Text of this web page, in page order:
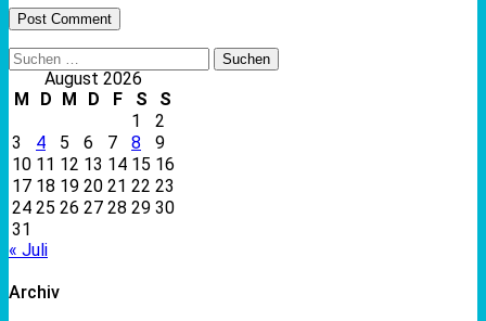
Suchen
nach:August 2026
M
D M D F S
S
1
2
3
4 5 6 7 8
9
10 11 12 13 14 15 16
17 18 19 20 21 22 23
24 25 26 27 28 29 30
31
« Juli
Archiv